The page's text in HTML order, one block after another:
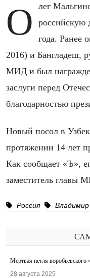
Олег Мальгинов, которому 68 лет, возглавлял
российскую
года. Ранее
2016) и Бангладеш,
МИД и был
заслуги перед
благодарностью
Новый посол в
протяжении 14 лет
Как сообщает «Ъ»,
заместитель главы
Россия
Мертвая петля воробьевского
28 августа 2025